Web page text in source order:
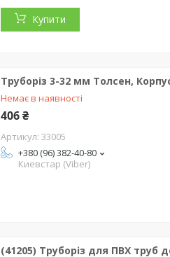
Купити
Труборіз 3-32 мм Толсен,
Немає в наявності
406 ₴
33005
+380 (96) 382-40-80
Киевстар (Viber)
(41205) Труборіз для ПВХ труб